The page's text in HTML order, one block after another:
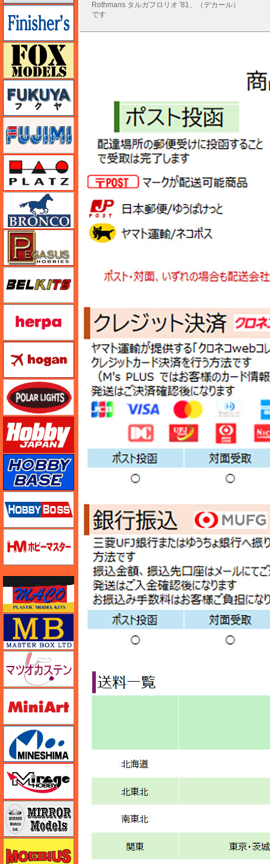
Rothmans タルガフロリオ '81、（デカール）
です
フィニッシャーズ
プラッツ
ペガサスホビー
ヘルパ（herpa）
ホーガンウイングス
ポーラライツ
ホビーベース
ホビーマスター
マスターボックス
ミニアート
ミラージュホビー
ミラーモデルズ